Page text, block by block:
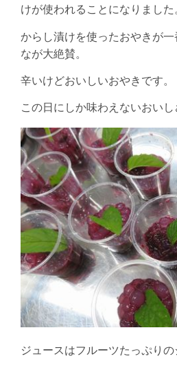
けが使われることになりました
からし漬けを使ったおやきが
なが大絶賛。
辛いけどおいしいおやきです。
この日にしか味わえないおいし
ジュースはフルーツたっぷりの